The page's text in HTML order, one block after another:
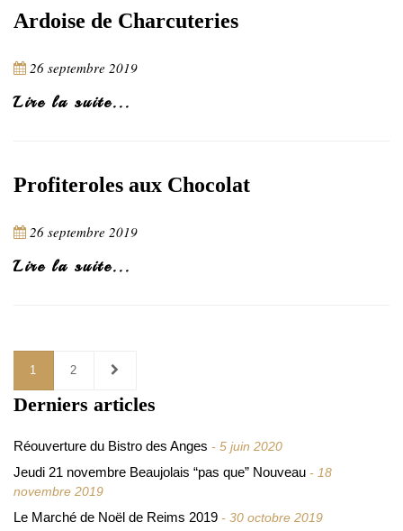
Ardoise de Charcuteries
26 septembre 2019
Lire la suite...
Profiteroles aux Chocolat
26 septembre 2019
Lire la suite...
1 2
Derniers articles
Réouverture du Bistro des Anges 5 juin 2020
Jeudi 21 novembre Beaujolais “pas que” Nouveau
18
novembre 2019
Le Marché de Noël de Reims 2019 30 octobre 2019